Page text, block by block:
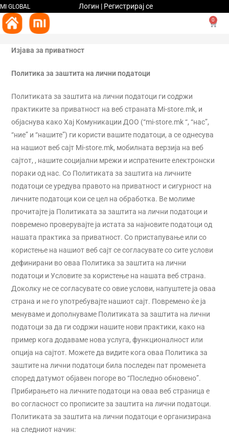
MI GLOBAL Логин | Регистрирај се
0
Изјава за приватност
Политика за заштита на лични податоци
Политиката за заштита на лични податоци ги содржи
практиките за приватност на веб страната Mi-store.mk, и
објаснува како Хај Комуникации ДОО (“mi-store.mk “, “нас”,
“ние” и “нашите”) ги користи вашите податоци, а се однесува
на нашиот веб сајт Mi-store.mk, мобилната верзија на веб
сајтот, , нашите социјални мрежи и испратените електронски
пораки од нас. Со Политиката за заштита на личните
податоци се уредува правото на приватност и сигурност на
личните податоци кои се цел на обработка. Ве молиме
прочитајте ја Политиката за заштита на лични податоци и
повремено проверувајте ја истата за најновите податоци од
нашата практика за приватност. Со пристaпување или со
користење на нашиот веб сајт се согласувате со сите услови
дефинирани во оваа Политика за заштитa на лични
податоци и Условите за користење на нашата веб страна.
Доколку не се согласувате со овие услови, напуштете ја оваа
страна и не го употребувајте нашиот сајт. Повремено ќе ја
менуваме и дополнуваме Политиката за заштита на лични
податоци за да ги содржи нашите нови практики, како на
пример кога додаваме нова услуга, функционалност или
опција на сајтот. Можете да видите кога оваа Политика за
заштите на лични податоци била последен пат променета
според датумот објавен погоре во “Последно обновено”.
Прибирањето на личните податоци на оваа веб страница е
во согласност со прописите за заштита на лични податоци.
Политиката за заштитa на лични податоци е организирана
на следниот начин: